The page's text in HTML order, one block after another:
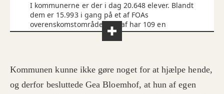
I kommunerne er der i dag 20.648 elever. Blandt
dem er 15.993 i gang på et af FOAs
overenskomstområder. Heraf har 109 en
pensionsaftale.
dem er 499 i gang på et af FOAs
overenskomstområder. Heraf har 95 en
pensionsaftale.
Kommunen kunne ikke gøre noget for at hjælpe hende,
og derfor besluttede Gea Bloemhof, at hun af egen